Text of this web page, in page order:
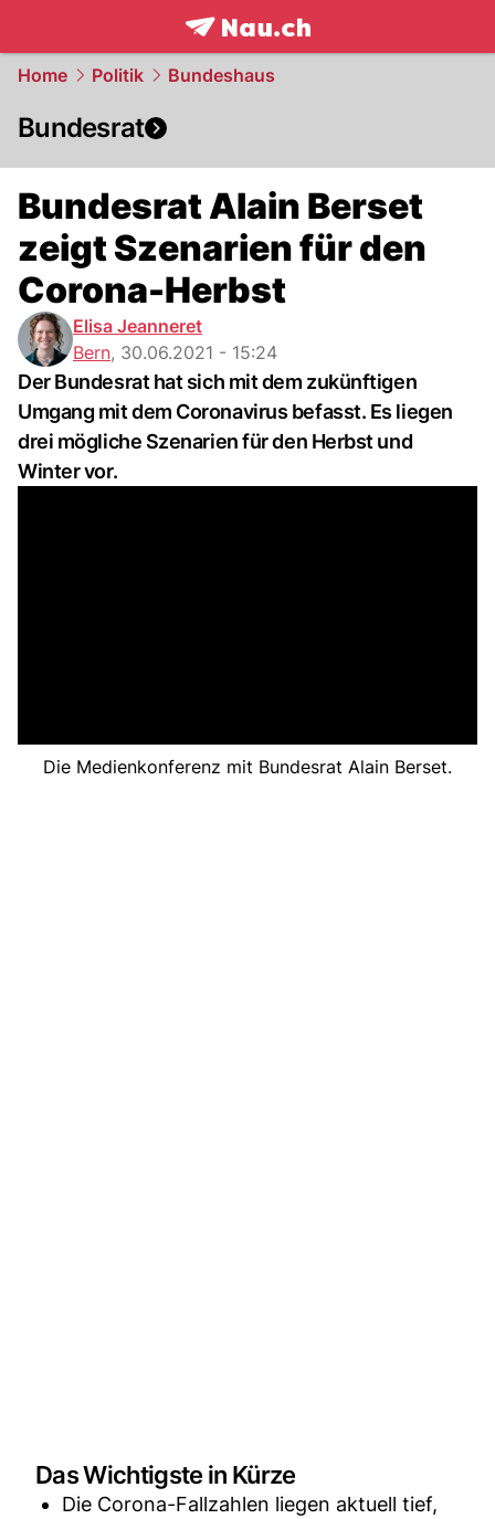
frontpage.NAU.ch
Home Politik Bundeshaus
Bundesrat
Bundesrat Alain Berset
zeigt Szenarien für den
Corona-Herbst
Elisa Jeanneret
Bern, 30.06.2021 - 15:24
Der Bundesrat hat sich mit dem zukünftigen
Umgang mit dem Coronavirus befasst. Es liegen
drei mögliche Szenarien für den Herbst und
Winter vor.
Die Medienkonferenz mit Bundesrat Alain Berset.
Das Wichtigste in Kürze
Die Corona-Fallzahlen liegen aktuell tief,